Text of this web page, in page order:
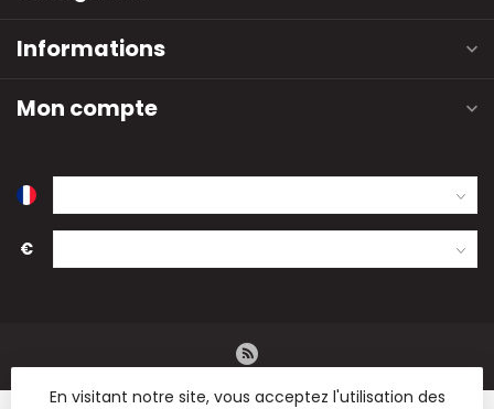
Informations
Mon compte
€
En visitant notre site, vous acceptez l'utilisation des